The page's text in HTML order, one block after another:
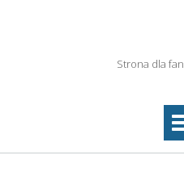
Strona dla